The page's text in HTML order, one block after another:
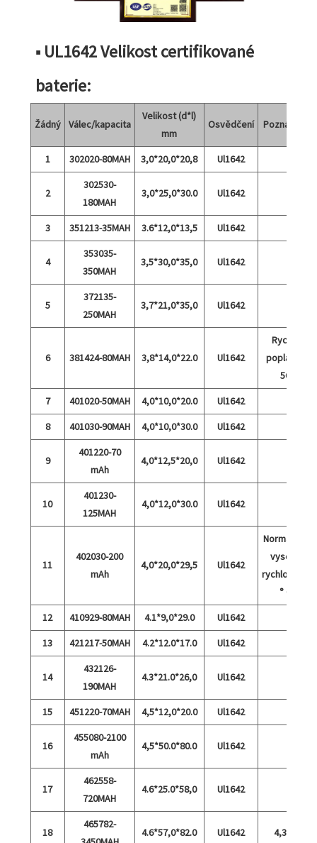
■ UL1642 Velikost certifikované
baterie:
Žádný Válec/kapacita
Velikost (d*l)
mm
Osvědčení Poznámky
1 302020-80MAH 3,0*20,0*20,8 Ul1642
2
302530-
180MAH
3,0*25,0*30.0 Ul1642
3 351213-35MAH 3.6*12,0*13,5 Ul1642
4
353035-
350MAH
3,5*30,0*35,0 Ul1642
5
372135-
250MAH
3,7*21,0*35,0 Ul1642
6 381424-80MAH 3,8*14,0*22.0 Ul1642
Rychlý
poplatek
5C
7
401020-50MAH 4,0*10,0*20.0
Ul1642
8
401030-90MAH 4,0*10,0*30.0 Ul1642
9
401220-70
mAh
4,0*12,5*20,0 Ul1642
10
401230-
125MAH
4,0*12,0*30.0 Ul1642
11
402030-200
mAh
4,0*20,0*29,5 Ul1642
Normální a
vysoká
rychlost 15
° C
12
410929-80MAH 4.1*9,0*29.0
Ul1642
13
421217-50MAH 4.2*12.0*17.0 Ul1642
14
432126-
190MAH
4.3*21.0*26,0 Ul1642
15 451220-70MAH 4,5*12,0*20.0 Ul1642
16
455080-2100
mAh
4,5*50.0*80.0 Ul1642
17
462558-
720MAH
4.6*25.0*58,0 Ul1642
18
465782-
4.6*57,0*82.0 Ul1642 4,35V